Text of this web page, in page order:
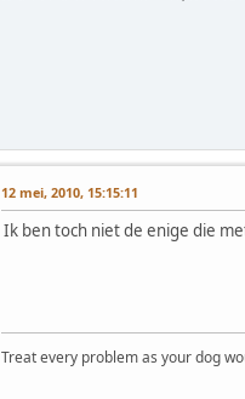
12 mei, 2010, 15:15:11
Ik ben toch niet de enige die
Treat every problem as your dog